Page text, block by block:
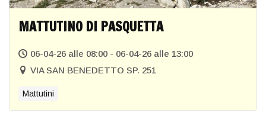
MATTUTINO DI PASQUETTA
06-04-26 alle 08:00 - 06-04-26 alle 13:00
VIA SAN BENEDETTO SP. 251
Mattutini